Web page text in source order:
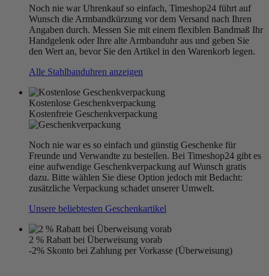
Noch nie war Uhrenkauf so einfach, Timeshop24 führt auf
Wunsch die Armbandkürzung vor dem Versand nach Ihren
Angaben durch. Messen Sie mit einem flexiblen Bandmaß Ihr
Handgelenk oder Ihre alte Armbanduhr aus und geben Sie
den Wert an, bevor Sie den Artikel in den Warenkorb legen.
Alle Stahlbanduhren anzeigen
Kostenlose Geschenkverpackung
Kostenfreie Geschenkverpackung
Noch nie war es so einfach und günstig Geschenke für
Freunde und Verwandte zu bestellen. Bei Timeshop24 gibt es
eine aufwendige Geschenkverpackung auf Wunsch gratis
dazu. Bitte wählen Sie diese Option jedoch mit Bedacht:
zusätzliche Verpackung schadet unserer Umwelt.
Unsere beliebtesten Geschenkartikel
2 % Rabatt bei Überweisung vorab
-2% Skonto bei Zahlung per Vorkasse (Überweisung)